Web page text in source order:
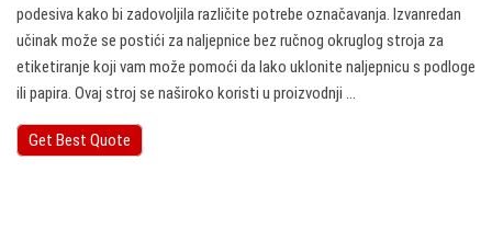
podesiva kako bi zadovoljila različite potrebe označavanja. Izvanredan
učinak može se postići za naljepnice bez ručnog okruglog stroja za
etiketiranje koji vam može pomoći da lako uklonite naljepnicu s podloge
ili papira. Ovaj stroj se naširoko koristi u proizvodnji ...
Get Best Quote